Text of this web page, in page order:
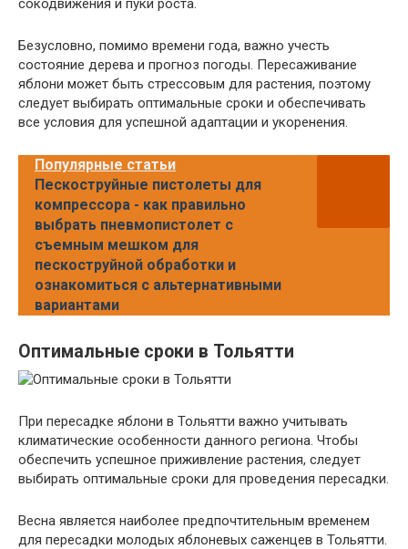
сокодвижения и пуки роста.
Безусловно, помимо времени года, важно учесть
состояние дерева и прогноз погоды. Пересаживание
яблони может быть стрессовым для растения, поэтому
следует выбирать оптимальные сроки и обеспечивать
все условия для успешной адаптации и укоренения.
Популярные статьи
Пескоструйные пистолеты для
компрессора - как правильно
выбрать пневмопистолет с
съемным мешком для
пескоструйной обработки и
ознакомиться с альтернативными
вариантами
Оптимальные сроки в Тольятти
При пересадке яблони в Тольятти важно учитывать
климатические особенности данного региона. Чтобы
обеспечить успешное приживление растения, следует
выбирать оптимальные сроки для проведения пересадки.
Весна является наиболее предпочтительным временем
для пересадки молодых яблоневых саженцев в Тольятти.